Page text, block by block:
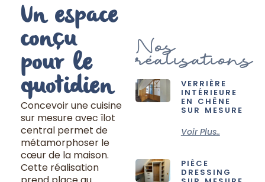
Un espace
conçu
pour le
quotidien
Concevoir une cuisine
sur mesure avec îlot
central permet de
métamorphoser le
cœur de la maison.
Cette réalisation
Nos
réalisations
VERRIÈRE
INTÉRIEURE
EN CHÊNE
SUR MESURE
Voir Plus..
PIÈCE
DRESSING